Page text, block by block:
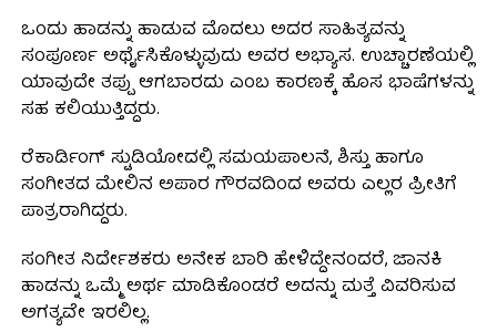
ಒಂದು ಹಾಡನ್ನು ಹಾಡುವ ಮೊದಲು ಅದರ ಸಾಹಿತ್ಯವನ್ನು
ಸಂಪೂರ್ಣ ಅರ್ಥೈಸಿಕೊಳ್ಳುವುದು ಅವರ ಅಭ್ಯಾಸ. ಉಚ್ಚಾರಣೆಯಲ್ಲಿ
ಯಾವುದೇ ತಪ್ಪು ಆಗಬಾರದು ಎಂಬ ಕಾರಣಕ್ಕೆ ಹೊಸ ಭಾಷೆಗಳನ್ನು
ಸಹ ಕಲಿಯುತ್ತಿದ್ದರು.
ರೆಕಾರ್ಡಿಂಗ್ ಸ್ಟುಡಿಯೋದಲ್ಲಿ ಸಮಯಪಾಲನೆ, ಶಿಸ್ತು ಹಾಗೂ
ಸಂಗೀತದ ಮೇಲಿನ ಅಪಾರ ಗೌರವದಿಂದ ಅವರು ಎಲ್ಲರ ಪ್ರೀತಿಗೆ
ಪಾತ್ರರಾಗಿದ್ದರು.
ಸಂಗೀತ ನಿರ್ದೇಶಕರು ಅನೇಕ ಬಾರಿ ಹೇಳಿದ್ದೇನಂದರೆ, ಜಾನಕಿ
ಹಾಡನ್ನು ಒಮ್ಮೆ ಅರ್ಥ ಮಾಡಿಕೊಂಡರೆ ಅದನ್ನು ಮತ್ತೆ ವಿವರಿಸುವ
ಅಗತ್ಯವೇ ಇರಲಿಲ್ಲ.